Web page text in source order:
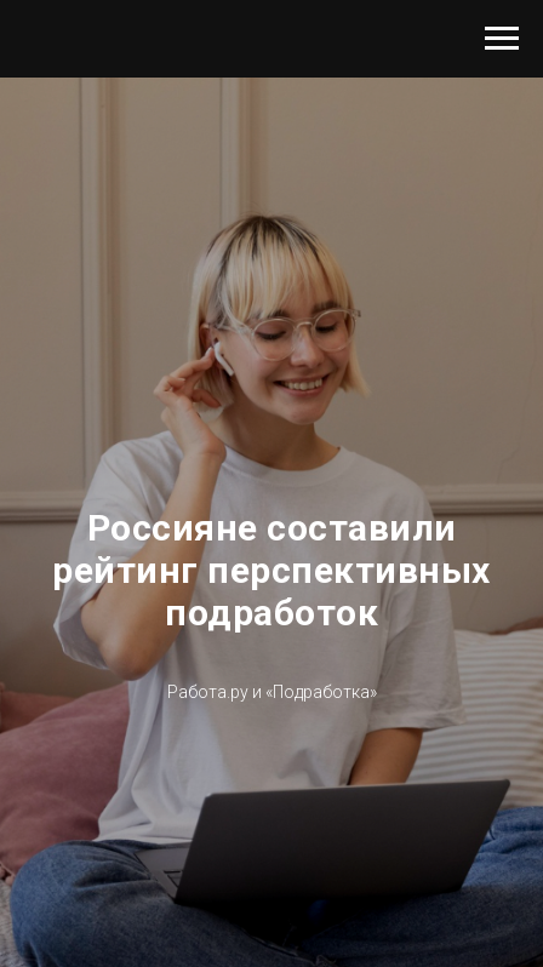
Россияне составили
рейтинг перспективных
подработок
Работа.ру и «Подработка»